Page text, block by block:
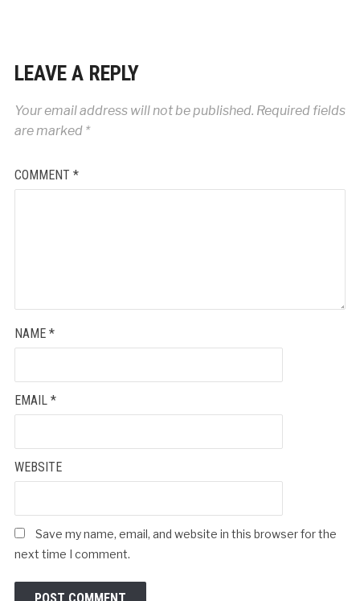
LEAVE A REPLY
Your email address will not be published. Required fields
are marked *
COMMENT *
NAME *
EMAIL *
WEBSITE
Save my name, email, and website in this browser for the
next time I comment.